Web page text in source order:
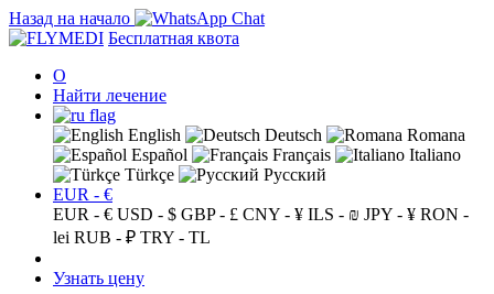
Назад на начало
Бесплатная квота
О
Найти лечение
English Deutsch
Romana
Español
Français
Italiano
Türkçe
Русский
EUR - €
EUR - € USD - $ GBP - £ CNY - ¥ ILS - ₪ JPY - ¥ RON -
lei RUB - ₽ TRY - TL
Узнать цену